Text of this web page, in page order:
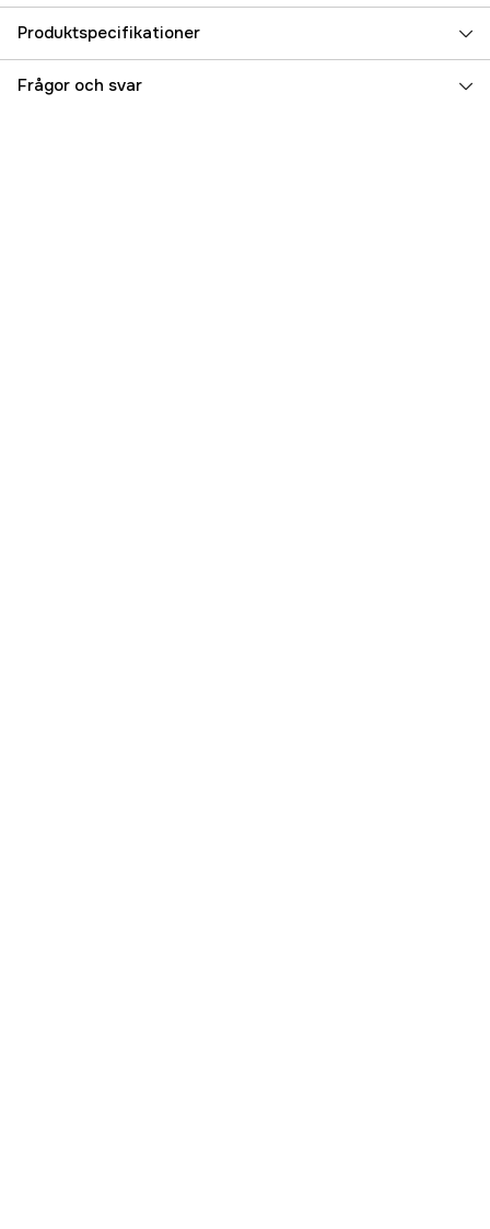
Produktspecifikationer
Referensnummer 5000025258
Frågor och svar